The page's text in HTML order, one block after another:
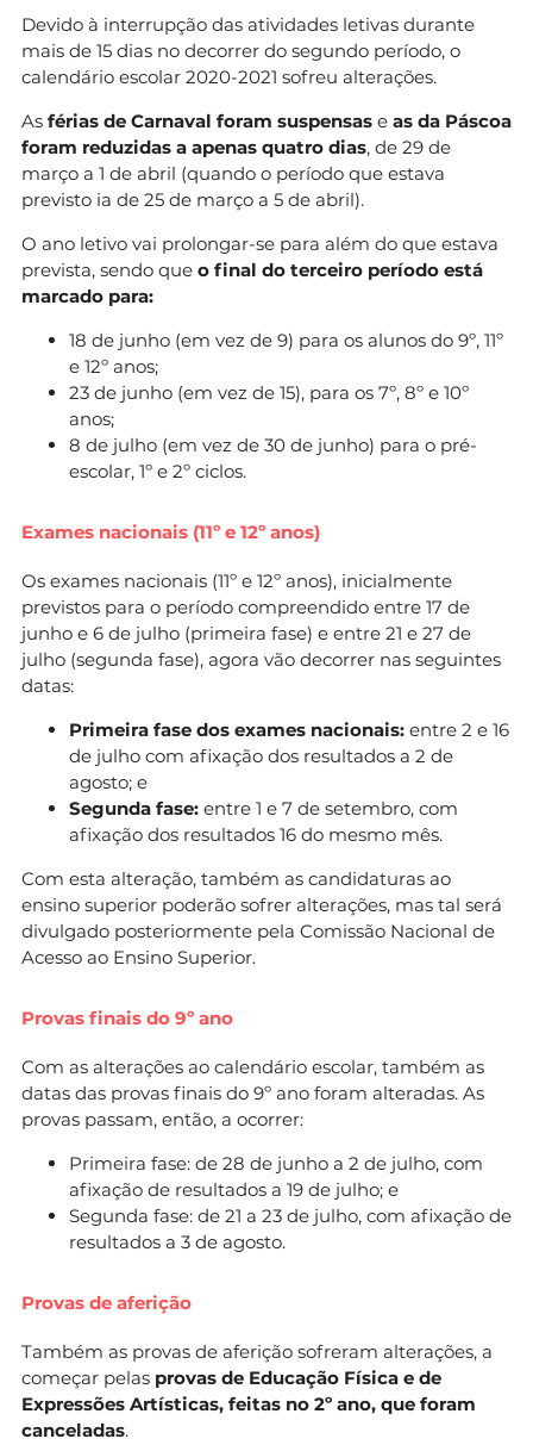
Devido à interrupção das atividades letivas durante
mais de 15 dias no decorrer do segundo período, o
calendário escolar 2020-2021 sofreu alterações.
As férias de Carnaval foram suspensas e as da Páscoa
foram reduzidas a apenas quatro dias, de 29 de
março a 1 de abril (quando o período que estava
previsto ia de 25 de março a 5 de abril).
O ano letivo vai prolongar-se para além do que estava
prevista, sendo que o final do terceiro período está
marcado para:
18 de junho (em vez de 9) para os alunos do 9º, 11º
e 12º anos;
23 de junho (em vez de 15), para os 7º, 8º e 10º
anos;
8 de julho (em vez de 30 de junho) para o pré-
escolar, 1º e 2º ciclos.
Exames nacionais (11º e 12º anos)
Os exames nacionais (11º e 12º anos), inicialmente
previstos para o período compreendido entre 17 de
junho e 6 de julho (primeira fase) e entre 21 e 27 de
julho (segunda fase), agora vão decorrer nas seguintes
datas:
Primeira fase dos exames nacionais: entre 2 e 16
de julho com afixação dos resultados a 2 de
agosto; e
Segunda fase: entre 1 e 7 de setembro, com
afixação dos resultados 16 do mesmo mês.
Com esta alteração, também as candidaturas ao
ensino superior poderão sofrer alterações, mas tal será
divulgado posteriormente pela Comissão Nacional de
Acesso ao Ensino Superior.
Provas finais do 9º ano
Com as alterações ao calendário escolar, também as
datas das provas finais do 9º ano foram alteradas. As
provas passam, então, a ocorrer:
Primeira fase: de 28 de junho a 2 de julho, com
afixação de resultados a 19 de julho; e
Segunda fase: de 21 a 23 de julho, com afixação de
resultados a 3 de agosto.
Provas de aferição
Também as provas de aferição sofreram alterações, a
começar pelas provas de Educação Física e de
Expressões Artísticas, feitas no 2º ano, que foram
canceladas.